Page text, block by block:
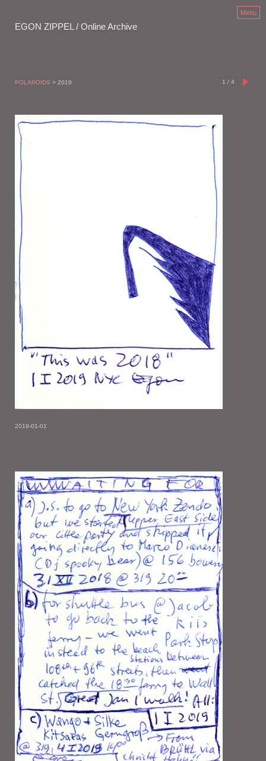
EGON ZIPPEL / Online Archive
Menu
POLAROIDS > 2019 1 / 4
2019-01-01